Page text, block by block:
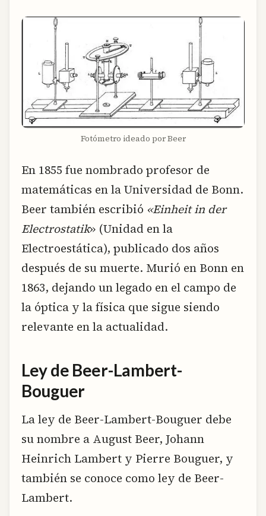
Fotómetro ideado por Beer
En 1855 fue nombrado profesor de
matemáticas en la Universidad de Bonn.
Beer también escribió «Einheit in der
Electrostatik» (Unidad en la
Electroestática), publicado dos años
después de su muerte. Murió en Bonn en
1863, dejando un legado en el campo de
la óptica y la física que sigue siendo
relevante en la actualidad.
Ley de Beer-Lambert-
Bouguer
La ley de Beer-Lambert-Bouguer debe
su nombre a August Beer, Johann
Heinrich Lambert y Pierre Bouguer, y
también se conoce como ley de Beer-
Lambert.